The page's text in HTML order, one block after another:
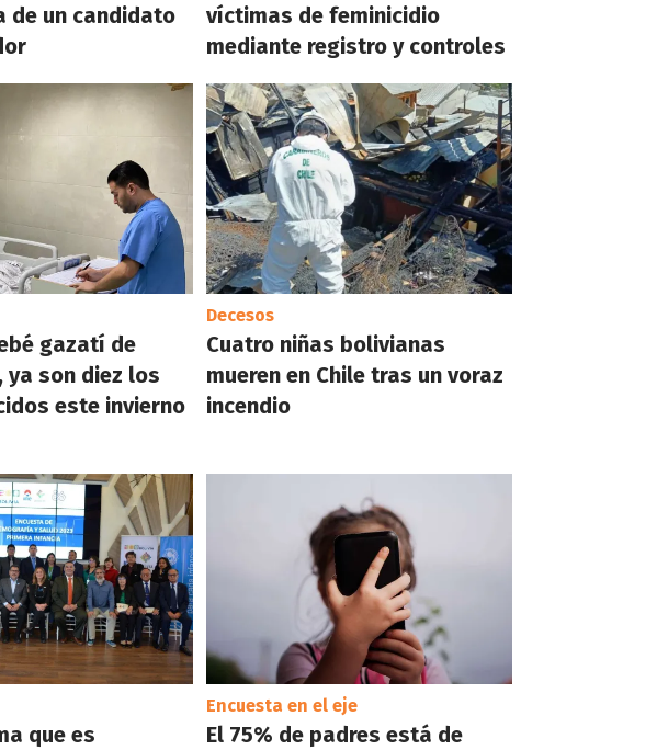
de un candidato
víctimas de feminicidio
mediante registro y controles
gazatí de
ya son diez los
este invierno
Decesos
Cuatro niñas bolivianas
mueren en Chile tras un voraz
incendio
que es
Encuesta en el eje
El 75% de padres está de